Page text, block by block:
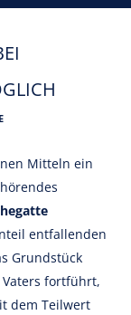
Mitteln ein
entfallenden
Grundstück
fortführt,
dem Teilwert